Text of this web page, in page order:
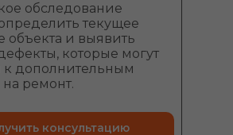
обследование
текущее
объекта и выявить
которые могут
к дополнительным
ремонт.
консультацию